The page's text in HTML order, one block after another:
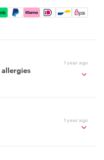
Apple Pay, Google
1 year ago
1 year ago